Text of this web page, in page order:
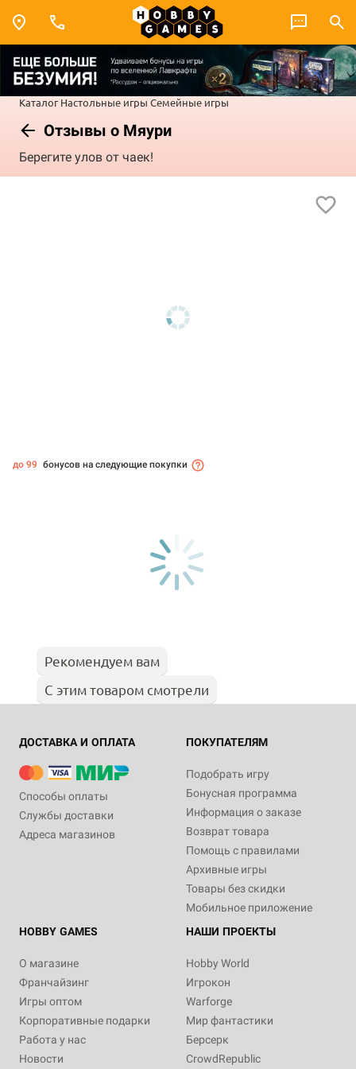
Каталог Настольные игры Семейные игры
Отзывы о Мяури
Берегите улов от чаек!
до 99 бонусов на следующие покупки
Рекомендуем вам
С этим товаром смотрели
ДОСТАВКА И ОПЛАТА
Способы оплаты
Службы доставки
Адреса магазинов
ПОКУПАТЕЛЯМ
Подобрать игру
Бонусная программа
Информация о заказе
Возврат товара
Помощь с правилами
Архивные игры
Товары без скидки
Мобильное приложение
HOBBY GAMES
О магазине
Франчайзинг
Игры оптом
Корпоративные подарки
Работа у нас
Новости
НАШИ ПРОЕКТЫ
Hobby World
Игрокон
Warforge
Мир фантастики
Берсерк
CrowdRepublic